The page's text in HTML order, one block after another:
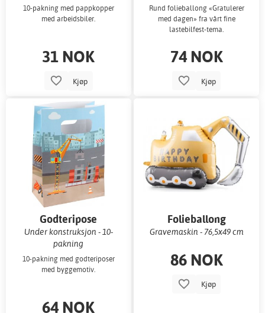
10-pakning med pappkopper
med arbeidsbiler.
31 NOK
Kjøp
Rund folieballong «Gratulerer
med dagen» fra vårt fine
lastebilfest-tema.
74 NOK
Kjøp
Godteripose
Under konstruksjon - 10-
pakning
10-pakning med godteriposer
med byggemotiv.
64 NOK
Folieballong
Gravemaskin - 76,5x49 cm
86 NOK
Kjøp